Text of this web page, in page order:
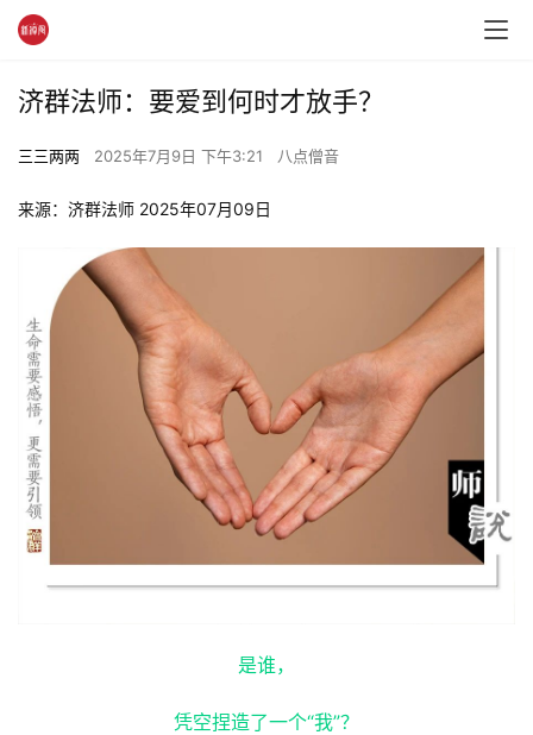
济群法师：要爱到何时才放手？
三三两两 2025年7月9日 下午3:21 八点僧音
来源：济群法师 2025年07月09日
是谁，
凭空捏造了一个“我”？